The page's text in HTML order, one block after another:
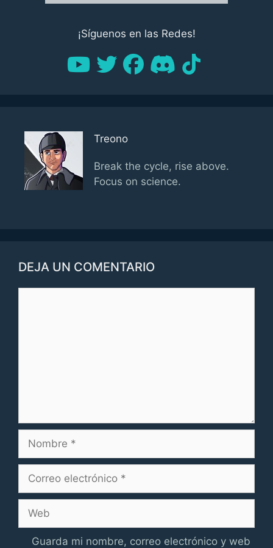
¡Síguenos en las Redes!
Treono
Break the cycle, rise above.
Focus on science.
DEJA UN COMENTARIO
Nombre
Correo
Web
Guarda mi nombre, correo electrónico y web